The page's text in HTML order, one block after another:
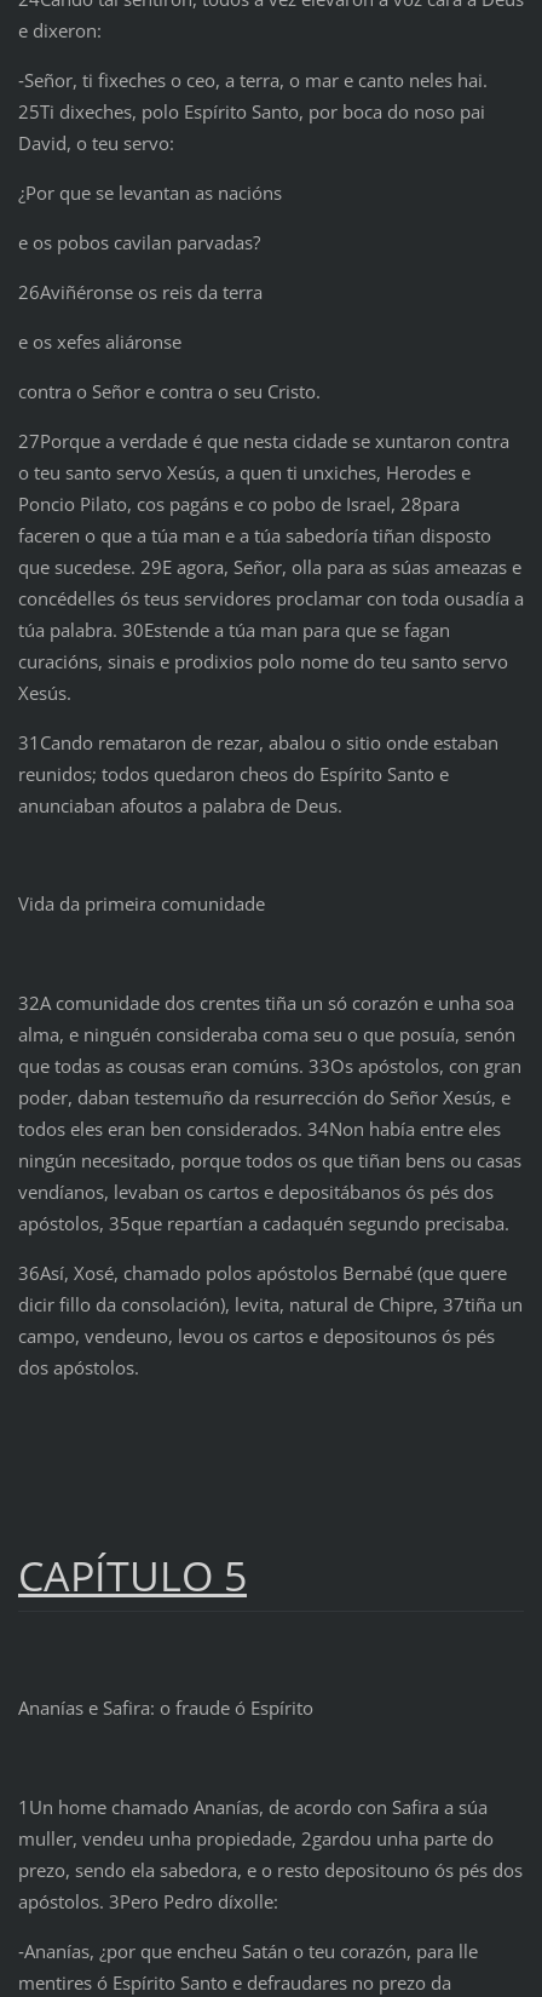
e dixeron:
‑Señor, ti fixeches o ceo, a terra, o mar e canto neles hai.
25Ti dixeches, polo Espírito Santo, por boca do noso pai
David, o teu servo:
¿Por que se levantan as nacións
e os pobos cavilan parvadas?
26Aviñéronse os reis da terra
e os xefes aliáronse
contra o Señor e contra o seu Cristo.
27Porque a verdade é que nesta cidade se xuntaron contra
o teu santo servo Xesús, a quen ti unxiches, Herodes e
Poncio Pilato, cos pagáns e co pobo de Israel, 28para
faceren o que a túa man e a túa sabedoría tiñan disposto
que sucedese. 29E agora, Señor, olla para as súas ameazas e
concédelles ós teus servidores proclamar con toda ousadía a
túa palabra. 30Estende a túa man para que se fagan
curacións, sinais e prodixios polo nome do teu santo servo
Xesús.
31Cando remataron de rezar, abalou o sitio onde estaban
reunidos; todos quedaron cheos do Espírito Santo e
anunciaban afoutos a palabra de Deus.
Vida da primeira comunidade
32A comunidade dos crentes tiña un só corazón e unha soa
alma, e ninguén consideraba coma seu o que posuía, senón
que todas as cousas eran comúns. 33Os apóstolos, con gran
poder, daban testemuño da resurrección do Señor Xesús, e
todos eles eran ben considerados. 34Non había entre eles
ningún necesitado, porque todos os que tiñan bens ou casas
vendíanos, levaban os cartos e depositábanos ós pés dos
apóstolos, 35que repartían a cadaquén segundo precisaba.
36Así, Xosé, chamado polos apóstolos Bernabé (que quere
dicir fillo da consolación), levita, natural de Chipre, 37tiña un
campo, vendeuno, levou os cartos e depositounos ós pés
dos apóstolos.
CAPÍTULO 5
Ananías e Safira: o fraude ó Espírito
1Un home chamado Ananías, de acordo con Safira a súa
muller, vendeu unha propiedade, 2gardou unha parte do
prezo, sendo ela sabedora, e o resto depositouno ós pés dos
apóstolos. 3Pero Pedro díxolle:
‑Ananías, ¿por que encheu Satán o teu corazón, para lle
mentires ó Espírito Santo e defraudares no prezo da